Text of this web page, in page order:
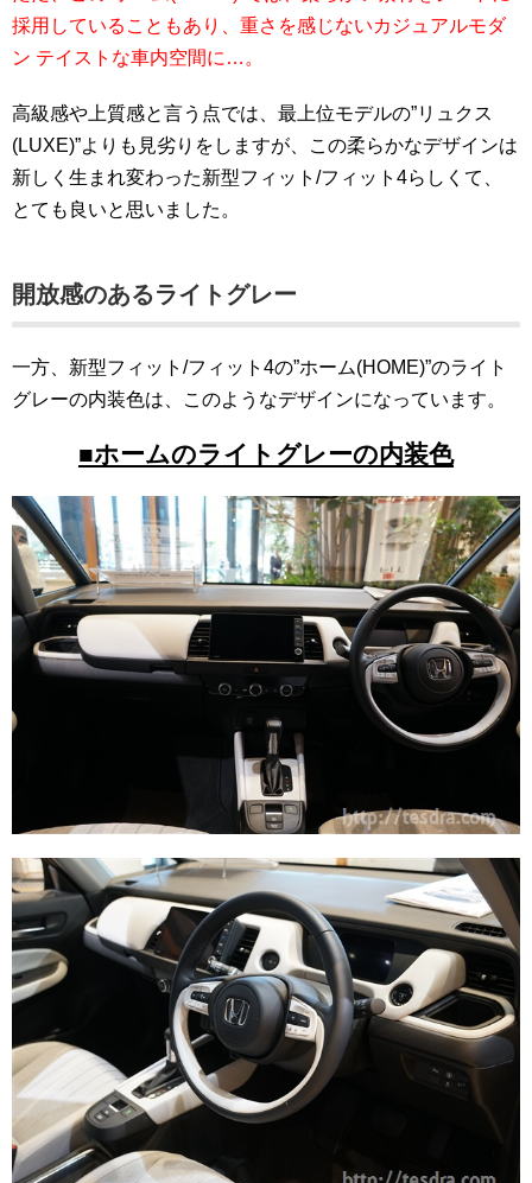
採用していることもあり、重さを感じないカジュアルモダ
ン テイストな車内空間に…。
高級感や上質感と言う点では、最上位モデルの”リュクス
(LUXE)”よりも見劣りをしますが、この柔らかなデザインは
新しく生まれ変わった新型フィット/フィット4らしくて、
とても良いと思いました。
開放感のあるライトグレー
一方、新型フィット/フィット4の”ホーム(HOME)”のライト
グレーの内装色は、このようなデザインになっています。
■ホームのライトグレーの内装色